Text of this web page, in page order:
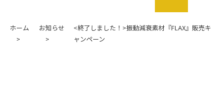
ホーム お知らせ
<終了しました！>振動減衰素材『FLAX』販売キ
ャンペーン